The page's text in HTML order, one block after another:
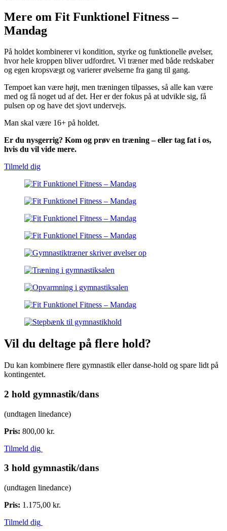
Mere om Fit Funktionel Fitness –
Mandag
På holdet kombinerer vi kondition, styrke og funktionelle øvelser,
hvor hele kroppen bliver udfordret. Vi træner med både redskaber
og egen kropsvægt og varierer øvelserne fra gang til gang.
Tempoet kan være højt, men træningen tilpasses, så alle kan være
med og få noget ud af det. Her er der fokus på at udvikle sig, få
pulsen op og have det sjovt undervejs.
Man skal være 16+ på holdet.
Er du nysgerrig? Kom og prøv en træning – eller tag fat i os,
hvis du vil vide mere.
Tilmeld dig
Vil du deltage på flere hold?
Du kan kombinere flere gymnastik eller danse-hold og spare lidt på
kontingentet.
2 hold gymnastik/dans
(undtagen linedance)
Pris: 800,00 kr.
Tilmeld dig
3 hold gymnastik/dans
(undtagen linedance)
Pris: 1.175,00 kr.
Tilmeld dig